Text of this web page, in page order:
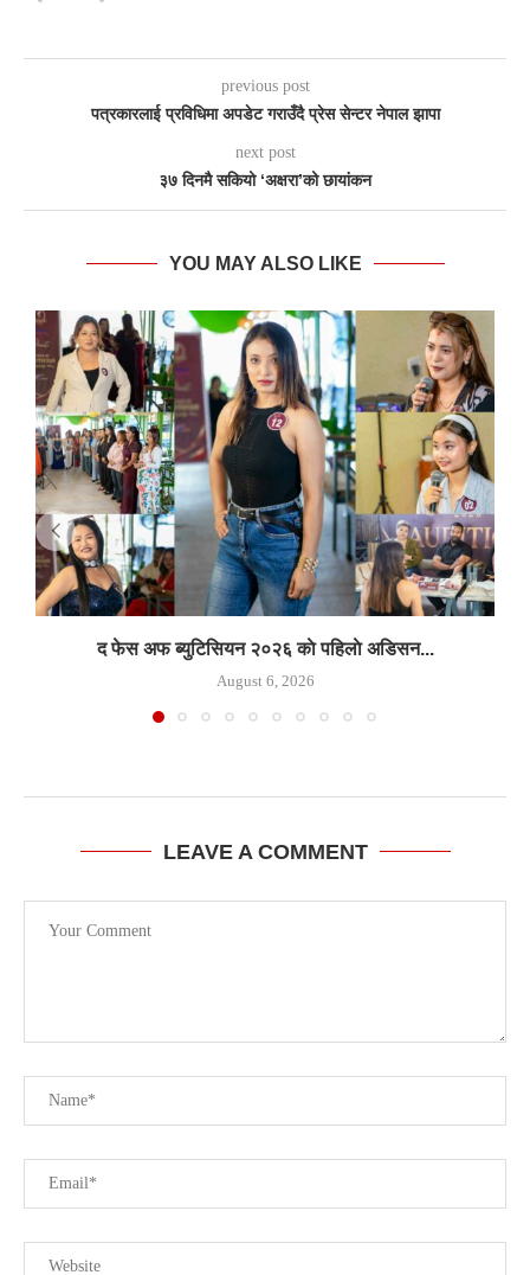
previous post
पत्रकारलाई प्रविधिमा अपडेट गराउँदै प्रेस सेन्टर नेपाल झापा
next post
३७ दिनमै सकियो ‘अक्षरा’को छायांकन
YOU MAY ALSO LIKE
द फेस अफ ब्युटिसियन २०२६ काे पहिलाे अडिसन...
August 6, 2026
LEAVE A COMMENT